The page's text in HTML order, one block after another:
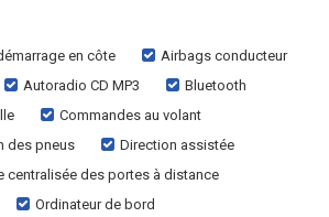
en côte
Airbags conducteur
Autoradio CD MP3
Bluetooth
Commandes au volant
des pneus
Direction assistée
centralisée des portes à distance
Ordinateur de bord